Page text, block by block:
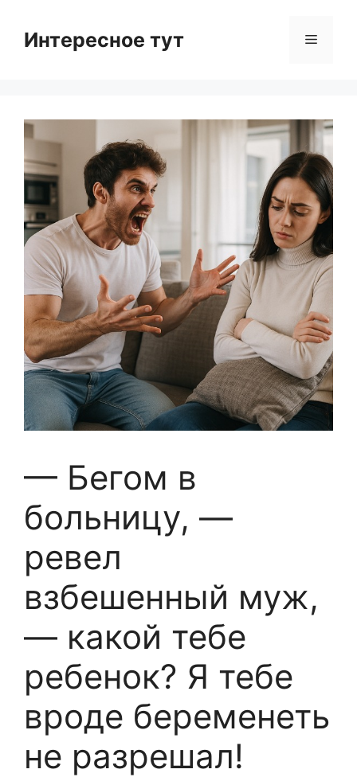
contentИнтересное тут Menu
— Бегом в
больницу, —
ревел
взбешенный муж,
— какой тебе
ребенок? Я тебе
вроде беременеть
не разрешал!